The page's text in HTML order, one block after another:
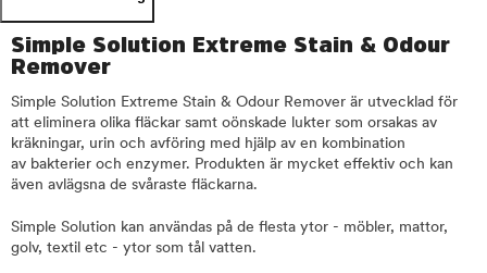
Simple Solution Extreme Stain & Odour
Remover
Simple Solution Extreme Stain & Odour Remover är utvecklad för
att eliminera olika fläckar samt oönskade lukter som orsakas av
kräkningar, urin och avföring med hjälp av en kombination
av bakterier och enzymer. Produkten är mycket effektiv och kan
även avlägsna de svåraste fläckarna.
Simple Solution kan användas på de flesta ytor - möbler, mattor,
golv, textil etc - ytor som tål vatten.